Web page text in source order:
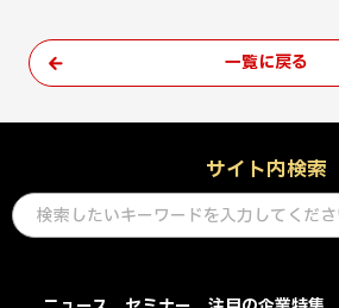
一覧に戻る
サイト内検索